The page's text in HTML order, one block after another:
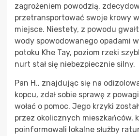
zagrożeniem powodzią,
przetransportować swoje krowy
miejsce. Niestety, z powodu
wody spowodowanego opadami
potoku Khe Tay, poziom rzeki
nurt stał się niebezpiecznie silny.
Pan H., znajdując się na
kopcu, zdał sobie sprawę z
wołać o pomoc. Jego krzyki
przez okolicznych mieszkańców,
poinformowali lokalne służby